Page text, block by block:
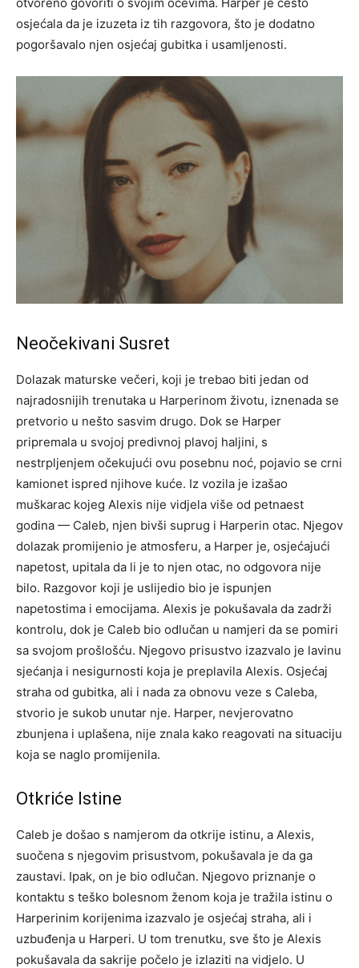
otvoreno govoriti o svojim očevima. Harper je često
osjećala da je izuzeta iz tih razgovora, što je dodatno
pogoršavalo njen osjećaj gubitka i usamljenosti.
Neočekivani Susret
Dolazak maturske večeri, koji je trebao biti jedan od
najradosnijih trenutaka u Harperinom životu, iznenada se
pretvorio u nešto sasvim drugo. Dok se Harper
pripremala u svojoj predivnoj plavoj haljini, s
nestrpljenjem očekujući ovu posebnu noć, pojavio se crni
kamionet ispred njihove kuće. Iz vozila je izašao
muškarac kojeg Alexis nije vidjela više od petnaest
godina — Caleb, njen bivši suprug i Harperin otac. Njegov
dolazak promijenio je atmosferu, a Harper je, osjećajući
napetost, upitala da li je to njen otac, no odgovora nije
bilo. Razgovor koji je uslijedio bio je ispunjen
napetostima i emocijama. Alexis je pokušavala da zadrži
kontrolu, dok je Caleb bio odlučan u namjeri da se pomiri
sa svojom prošlošću. Njegovo prisustvo izazvalo je lavinu
sjećanja i nesigurnosti koja je preplavila Alexis. Osjećaj
straha od gubitka, ali i nada za obnovu veze s Caleba,
stvorio je sukob unutar nje. Harper, nevjerovatno
zbunjena i uplašena, nije znala kako reagovati na situaciju
koja se naglo promijenila.
Otkriće Istine
Caleb je došao s namjerom da otkrije istinu, a Alexis,
suočena s njegovim prisustvom, pokušavala je da ga
zaustavi. Ipak, on je bio odlučan. Njegovo priznanje o
kontaktu s teško bolesnom ženom koja je tražila istinu o
Harperinim korijenima izazvalo je osjećaj straha, ali i
uzbuđenja u Harperi. U tom trenutku, sve što je Alexis
pokušavala da sakrije počelo je izlaziti na vidjelo. U